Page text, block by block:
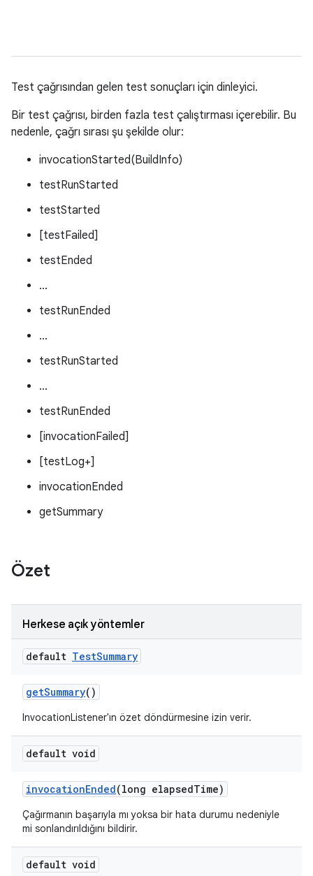
Test çağrısından gelen test sonuçları için dinleyici.
Bir test çağrısı, birden fazla test çalıştırması içerebilir. Bu
nedenle, çağrı sırası şu şekilde olur:
invocationStarted(BuildInfo)
testRunStarted
testStarted
[testFailed]
testEnded
...
testRunEnded
...
testRunStarted
...
testRunEnded
[invocationFailed]
[testLog+]
invocationEnded
getSummary
Özet
Herkese açık yöntemler
default TestSummary
getSummary()
InvocationListener'ın özet döndürmesine izin verir.
default void
invocationEnded(long elapsedTime)
Çağırmanın başarıyla mı yoksa bir hata durumu nedeniyle
mi sonlandırıldığını bildirir.
default void